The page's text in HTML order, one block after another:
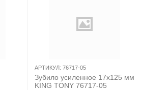
АРТИКУЛ: 76717-05
Зубило усиленное 17х125 мм
KING TONY 76717-05